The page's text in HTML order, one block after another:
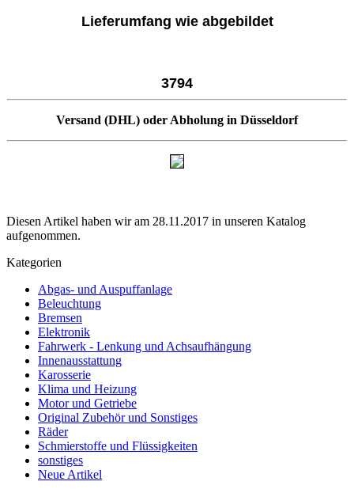
Lieferumfang wie abgebildet
3794
Versand (DHL) oder Abholung in Düsseldorf
Diesen Artikel haben wir am 28.11.2017 in unseren Katalog
aufgenommen.
Kategorien
Abgas- und Auspuffanlage
Beleuchtung
Bremsen
Elektronik
Fahrwerk - Lenkung und Achsaufhängung
Innenausstattung
Karosserie
Klima und Heizung
Motor und Getriebe
Original Zubehör und Sonstiges
Räder
Schmierstoffe und Flüssigkeiten
sonstiges
Neue Artikel